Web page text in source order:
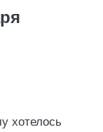
хотелось